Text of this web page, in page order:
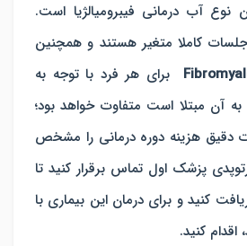
آب درمانی فیبرومیالژیا است.
جلسات کاملا متغیر هستند و همچنین
برای هر فرد با توجه به
به آن مبتلا است متفاوت خواهد بود؛
هزینه دوره درمانی را مشخص
پزشک اول تماس برقرار کنید تا
کنید و برای درمان این بیماری با
کنید.